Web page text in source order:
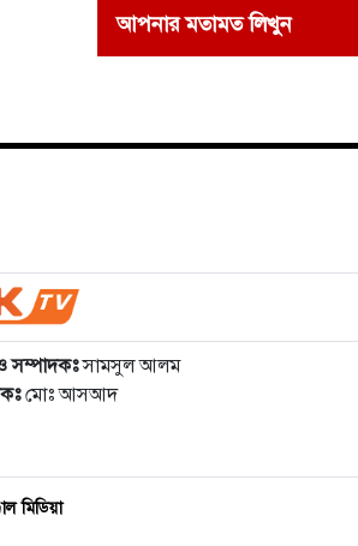
আপনার মতামত লিখুন
সম্পাদকঃসামসুল আলম
মোঃ আসআদ
মিডিয়া